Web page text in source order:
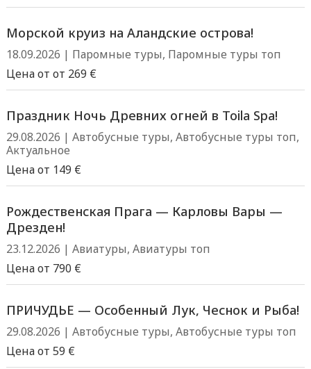
Морской круиз на Аландские острова!
18.09.2026 | Паромные туры, Паромные туры топ
Цена от от 269 €
Праздник Ночь Древних огней в Toila Spa!
29.08.2026 | Автобусные туры, Автобусные туры топ,
Актуальное
Цена от 149 €
Рождественская Прага — Карловы Вары —
Дрезден!
23.12.2026 | Авиатуры, Авиатуры топ
Цена от 790 €
ПРИЧУДЬE — Особенный Лук, Чеснок и Рыба!
29.08.2026 | Автобусные туры, Автобусные туры топ
Цена от 59 €